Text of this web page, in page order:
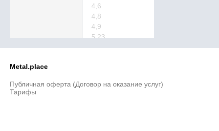
4,6
4,8
4,9
5,23
5,3
6,2
Metal.place
Публичная оферта (Договор на оказание услуг)
Тарифы